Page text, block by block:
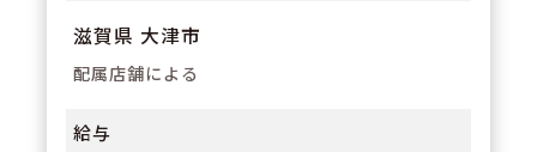
滋賀県 大津市
配属店舗による
給与